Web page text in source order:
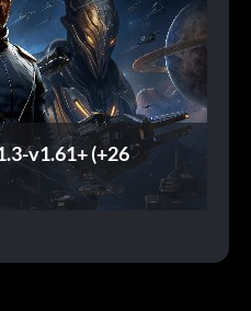
v1.61+ (+26